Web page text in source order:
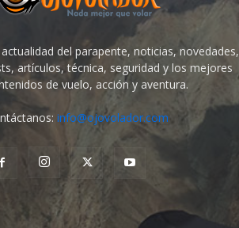
del parapente, noticias, novedades,
artículos, técnica, seguridad y los mejores
de vuelo, acción y aventura.
info@ojovolador.com